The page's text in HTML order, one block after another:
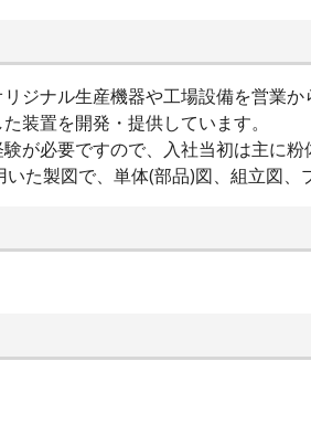
ジナル生産機器や工場設備を営業
装置を開発・提供しています。
が必要ですので、入社当初は主に
た製図で、単体(部品)図、組立図、